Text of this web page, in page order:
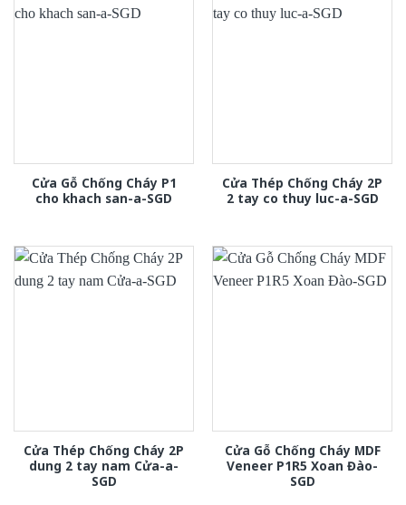
Cửa Gỗ Chống Cháy P1
cho khach san-a-SGD
Cửa Thép Chống Cháy 2P
2 tay co thuy luc-a-SGD
Cửa Thép Chống Cháy 2P
dung 2 tay nam Cửa-a-
SGD
Cửa Gỗ Chống Cháy MDF
Veneer P1R5 Xoan Đào-
SGD